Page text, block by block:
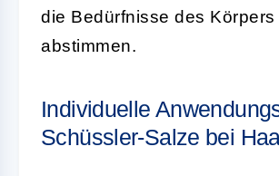
die Bedürfnisse des Körpers
abstimmen.
Individuelle
Schüssler-Salze bei